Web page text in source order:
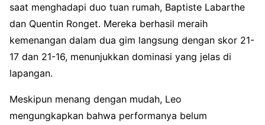
saat menghadapi duo tuan rumah, Baptiste Labarthe
dan Quentin Ronget. Mereka berhasil meraih
kemenangan dalam dua gim langsung dengan skor 21-
17 dan 21-16, menunjukkan dominasi yang jelas di
lapangan.
Meskipun menang dengan mudah, Leo
mengungkapkan bahwa performanya belum